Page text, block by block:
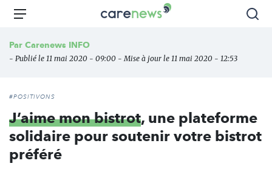
Aller
principal
Carenews,
des
Menu
Par Carenews INFO
- Publié le 11 mai 2020 - 09:00 - Mise à jour le 11 mai 2020 - 12:53
#POSITIVONS
J’aime mon bistrot, une plateforme
solidaire pour soutenir votre bistrot
préféré